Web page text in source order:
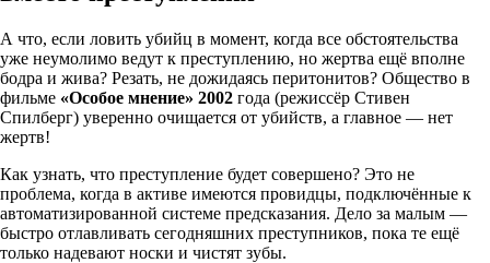
А что, если ловить убийц в момент, когда все обстоятельства
уже неумолимо ведут к преступлению, но жертва ещё вполне
бодра и жива? Резать, не дожидаясь перитонитов? Общество в
фильме «Особое мнение» 2002 года (режиссёр Стивен
Спилберг) уверенно очищается от убийств, а главное — нет
жертв!
Как узнать, что преступление будет совершено? Это не
проблема, когда в активе имеются провидцы, подключённые к
автоматизированной системе предсказания. Дело за малым —
быстро отлавливать сегодняшних преступников, пока те ещё
только надевают носки и чистят зубы.